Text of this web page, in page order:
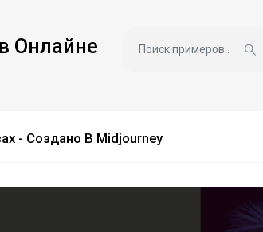
Онлайне
- Создано В Midjourney